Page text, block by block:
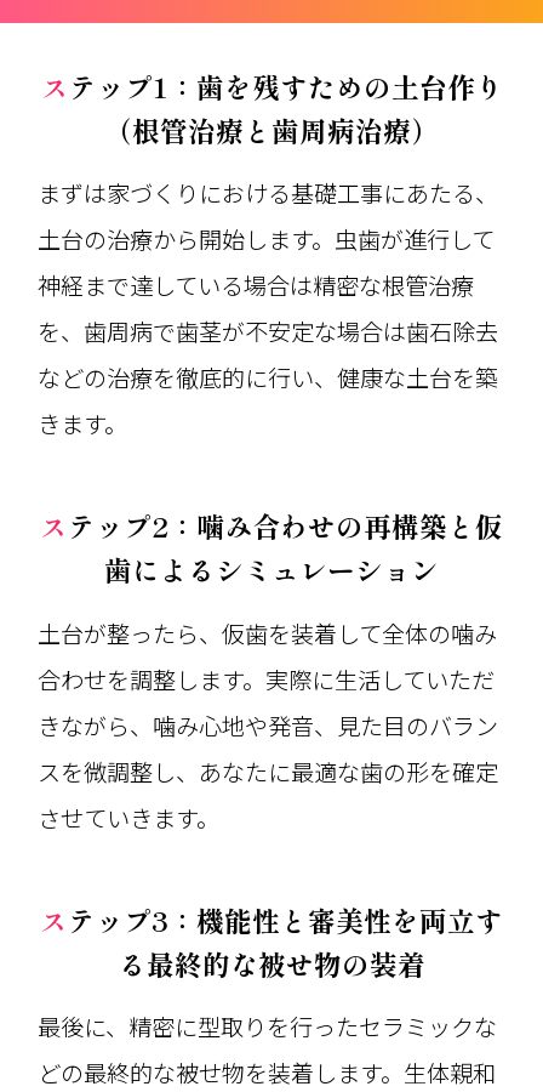
ステップ1：歯を残すための土台作り
（根管治療と歯周病治療）
まずは家づくりにおける基礎工事にあたる、
土台の治療から開始します。虫歯が進行して
神経まで達している場合は精密な根管治療
を、歯周病で歯茎が不安定な場合は歯石除去
などの治療を徹底的に行い、健康な土台を築
きます。
ステップ2：噛み合わせの再構築と仮
歯によるシミュレーション
土台が整ったら、仮歯を装着して全体の噛み
合わせを調整します。実際に生活していただ
きながら、噛み心地や発音、見た目のバラン
スを微調整し、あなたに最適な歯の形を確定
させていきます。
ステップ3：機能性と審美性を両立す
る最終的な被せ物の装着
最後に、精密に型取りを行ったセラミックな
どの最終的な被せ物を装着します。生体親和